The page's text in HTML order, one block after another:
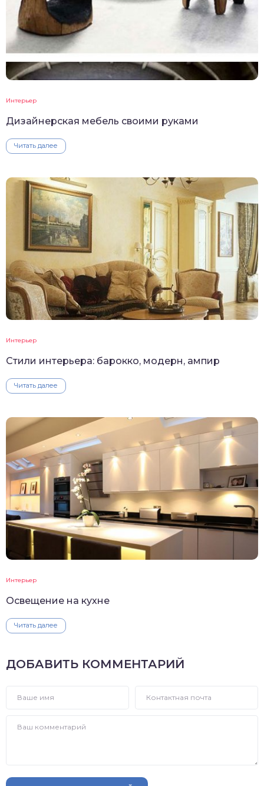
Интерьер
Дизайнерская мебель своими руками
Читать далее
Интерьер
Стили интерьера: барокко, модерн, ампир
Читать далее
Интерьер
Освещение на кухне
Читать далее
ДОБАВИТЬ КОММЕНТАРИЙ